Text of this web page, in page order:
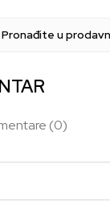
Pronađite u
(0)